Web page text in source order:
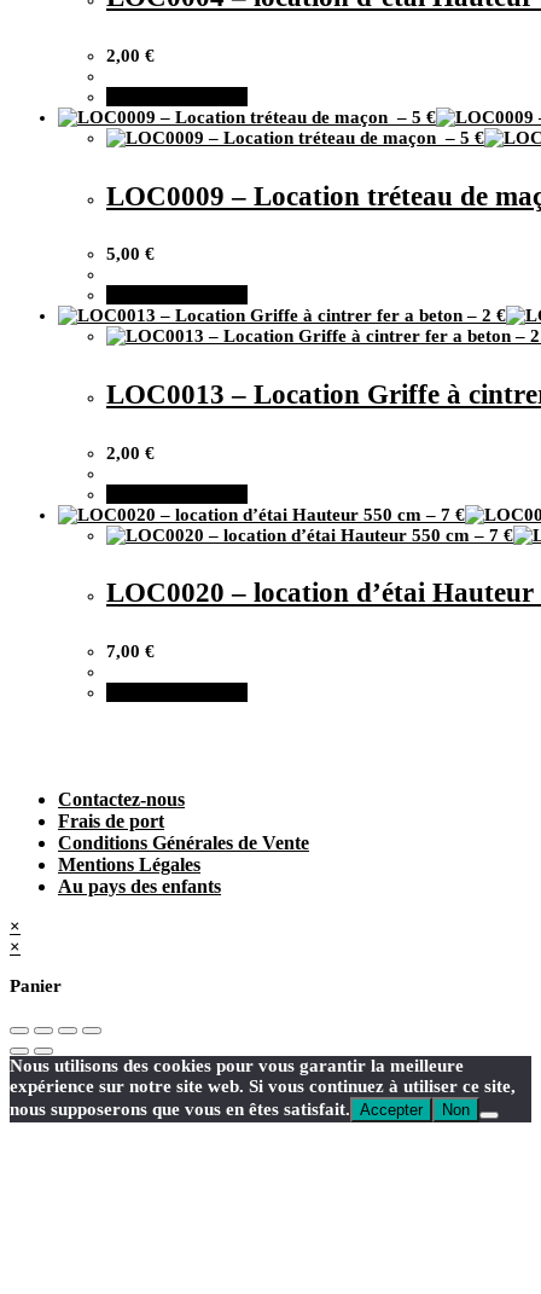
2,00 €
LOC0009 – Location tréteau de
5,00 €
LOC0013 – Location Griffe à
2,00 €
LOC0020 – location d’étai Hauteur
7,00 €
Contactez-nous
Frais de port
Conditions Générales de Vente
Mentions Légales
Au pays des enfants
×
×
Panier
Nous utilisons des cookies pour vous garantir la meilleure
expérience sur notre site web. Si vous continuez à utiliser ce site,
nous supposerons que vous en êtes satisfait. Accepter Non